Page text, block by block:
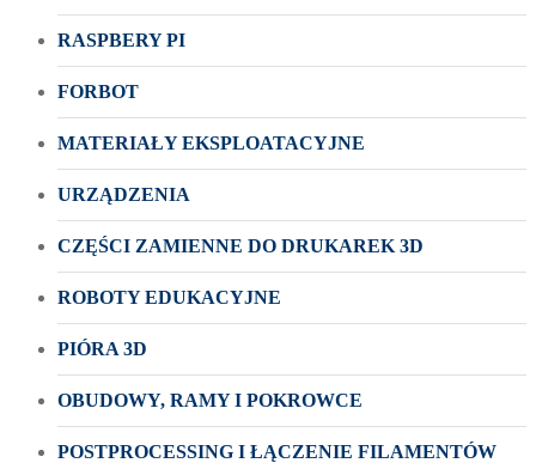
RASPBERY PI
FORBOT
MATERIAŁY EKSPLOATACYJNE
URZĄDZENIA
CZĘŚCI ZAMIENNE DO DRUKAREK 3D
ROBOTY EDUKACYJNE
PIÓRA 3D
OBUDOWY, RAMY I POKROWCE
POSTPROCESSING I ŁĄCZENIE FILAMENTÓW